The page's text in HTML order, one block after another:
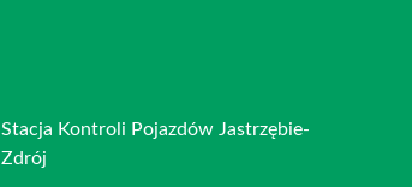
Stacja Kontroli Pojazdów Jastrzębie-
Zdrój